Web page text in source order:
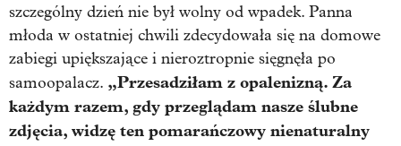
szczególny dzień nie był wolny od wpadek. Panna
młoda w ostatniej chwili zdecydowała się na domowe
zabiegi upiększające i nieroztropnie sięgnęła po
samoopalacz. „Przesadziłam z opalenizną. Za
każdym razem, gdy przeglądam nasze ślubne
zdjęcia, widzę ten pomarańczowy nienaturalny